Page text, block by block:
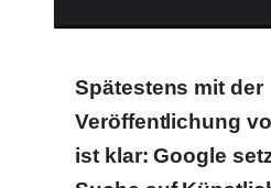
Spätestens mit der
Veröffentlichung
ist klar: Google